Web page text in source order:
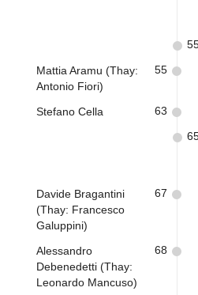
Mattia Aramu (Thay:
Antonio Fiori)
55
Stefano Cella 63
Davide Bragantini
(Thay: Francesco
Galuppini)
67
Alessandro
Debenedetti (Thay:
Leonardo Mancuso)
68